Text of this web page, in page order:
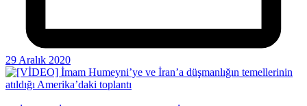
29 Aralık 2020